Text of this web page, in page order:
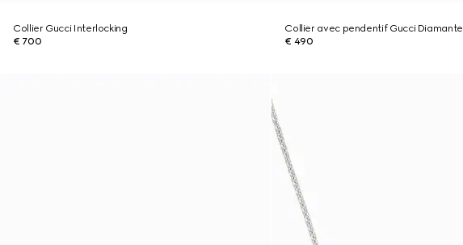
Collier Gucci Interlocking
€ 700
Collier avec pendentif Gucci Diamante
€ 490